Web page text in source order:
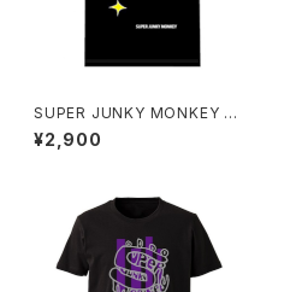
SUPER JUNKY MONKEY 高
価な脳みそTシャツ（グリーンキ
ーホルダー付き）
¥2,900